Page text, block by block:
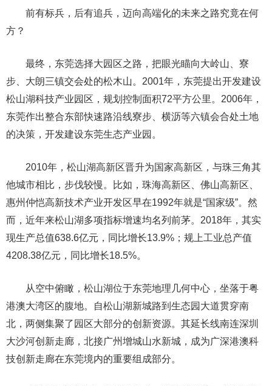
前有标兵，后有追兵，迈向高端化的未来之路究竟在何
方？
最终，东莞选择大园区之路，把眼光瞄向大岭山、寮
步、大朗三镇交会处的松木山。2001年，东莞提出开发建设
松山湖科技产业园区，规划控制面积72平方公里。2006年，
东莞作出整合东部快速路沿线寮步、横沥等六镇会合处土地
的决策，开发建设东莞生态产业园。
2010年，松山湖高新区晋升为国家高新区，与珠三角其
他城市相比，步伐较慢。比如，珠海高新区、佛山高新区、
惠州仲恺高新技术产业开发区早在1992年就是“国家级”。然
而，近年来松山湖多项指标增速均名列前茅。2018年，其实
现生产总值638.6亿元，同比增长13.9%；规上工业总产值
4208.38亿元，同比增长18.5%。
从空中俯瞰，松山湖位于东莞地理几何中心，坐落于粤
港澳大湾区的腹地。自松山湖新城路到生态园大道贯穿南
北，两侧集聚了园区大部分的创新资源。其延长线南连深圳
大沙河创新走廊，北接广州增城山水新城，成为广深港澳科
技创新走廊在东莞境内的重要组成部分。